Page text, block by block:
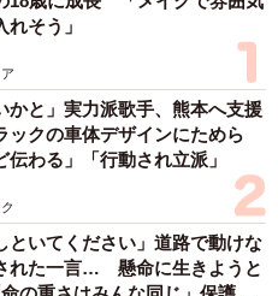
既婚女性の半数以上が「日常よ
いや準備で深まる夫婦の温度
に
ス情報部
」主演男優賞の真田広之 31歳
長髪ヒゲのワイルド近影「ガチ
り」「新たな一面もステキ」